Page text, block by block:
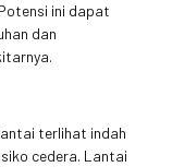
ini dapat
dan
terlihat indah
cedera. Lantai